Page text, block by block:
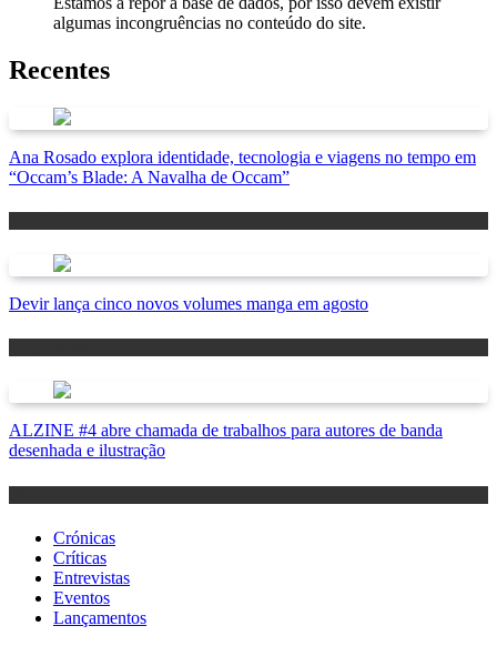
algumas incongruências no conteúdo do site.
Recentes
Ana Rosado explora identidade, tecnologia e viagens no tempo em
“Occam’s Blade: A Navalha de Occam”
Devir lança cinco novos volumes manga em agosto
ALZINE #4 abre chamada de trabalhos para autores de banda
desenhada e ilustração
Crónicas
Críticas
Entrevistas
Eventos
Lançamentos